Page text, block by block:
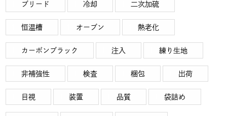
ブリード 冷却 二次加硫
恒温槽 オーブン 熱老化
カーボンブラック 注入 練り生地
非補強性 検査 梱包 出荷
目視 装置 品質 袋詰め